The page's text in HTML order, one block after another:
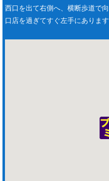
西口を出て右側へ、横断歩道で
口店を過ぎてすぐ左手にあります